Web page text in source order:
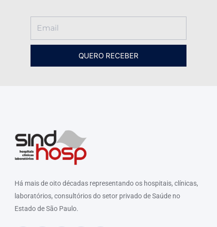
QUERO RECEBER
Há mais de oito décadas representando os hospitais, clínicas,
laboratórios, consultórios do setor privado de Saúde no
Estado de São Paulo.